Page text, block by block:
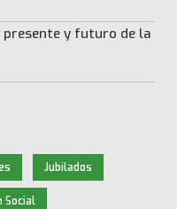
presente y futuro de la
Jubilados
Social